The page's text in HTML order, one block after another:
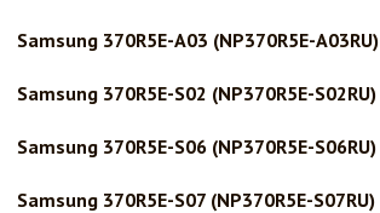
Samsung 370R5E-A03 (NP370R5E-A03RU)
Samsung 370R5E-S02 (NP370R5E-S02RU)
Samsung 370R5E-S06 (NP370R5E-S06RU)
Samsung 370R5E-S07 (NP370R5E-S07RU)